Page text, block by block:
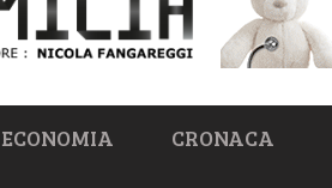
ECONOMIA CRONACA